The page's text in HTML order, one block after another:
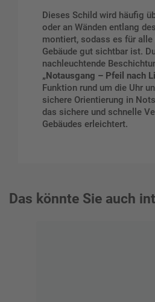
Dieses Schild wird häufig
oder an Wänden entlang
montiert, sodass es für alle
Gebäude gut sichtbar ist.
nachleuchtende
„Notausgang – Pfeil nach
Funktion rund um die Uhr
sichere Orientierung in
das sichere und schnelle
Gebäudes erleichtert.
Das könnte Sie auch